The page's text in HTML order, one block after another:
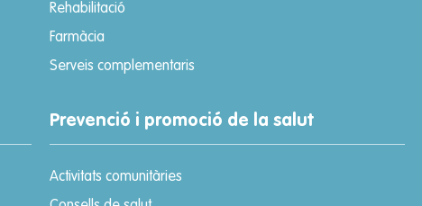
Rehabilitació
Farmàcia
Serveis complementaris
Prevenció i promoció de la salut
Activitats comunitàries